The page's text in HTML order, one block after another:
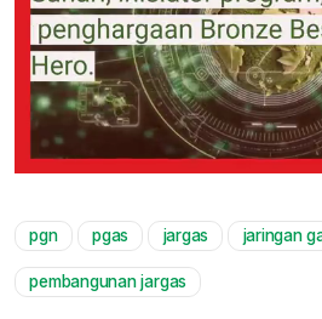
pgn pgas jargas jaringan
pembangunan jargas